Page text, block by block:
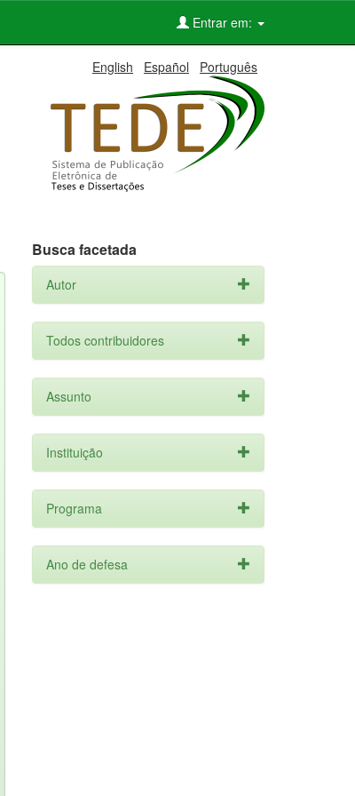
Entrar em:
English Español Português
Busca facetada
Autor
Todos contribuidores
Assunto
Instituição
Programa
Ano de defesa